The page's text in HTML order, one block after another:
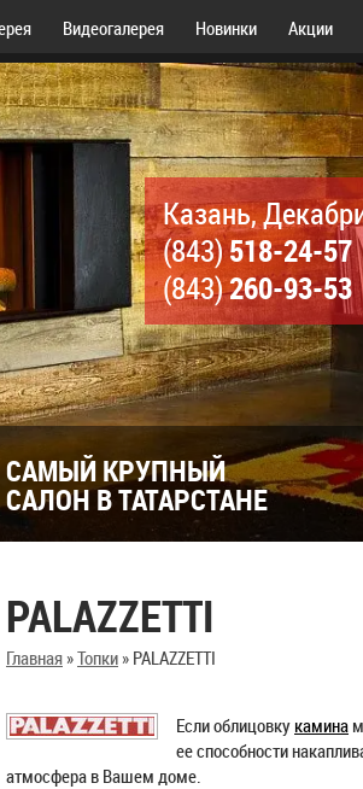
Видеогалерея Новинки Акции
Казань,
(843)518-24-57
(843)260-93-53
САМЫЙ КРУПНЫЙ
САЛОН В ТАТАРСТАНЕ
PALAZZETTI
Главная»Топки» PALAZZETTI
Если облицовку камина
ее способности
атмосфера в Вашем доме.